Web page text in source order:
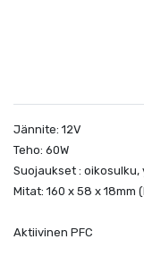
Jännite: 12V
Teho: 60W
Suojaukset :
Mitat: 160 x 58 x 18mm
Aktiivinen PFC